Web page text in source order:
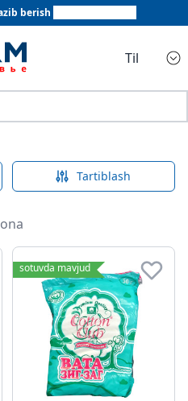
berish
Til
Tartiblash
sotuvda mavjud